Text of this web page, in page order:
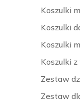
Koszulki
Koszulki
Koszulki
Koszulki z
Zestaw
Zestaw